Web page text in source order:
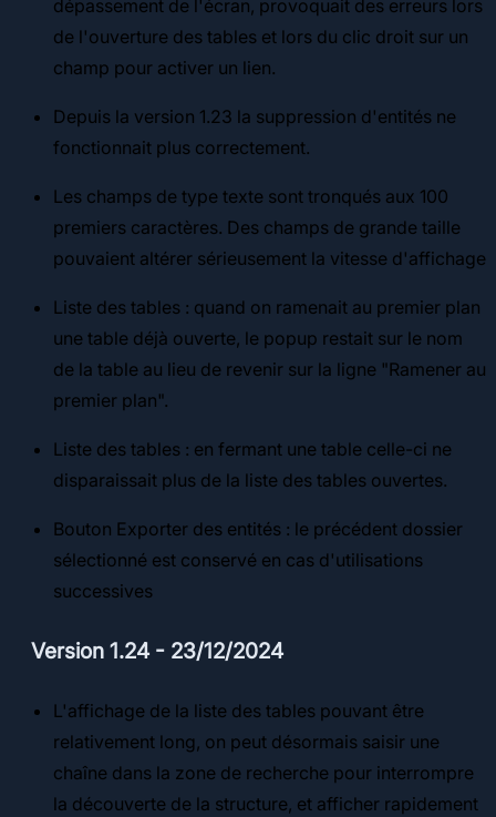
dépassement de l'écran, provoquait des erreurs lors
de l'ouverture des tables et lors du clic droit sur un
champ pour activer un lien.
Depuis la version 1.23 la suppression d'entités ne
fonctionnait plus correctement.
Les champs de type texte sont tronqués aux 100
premiers caractères. Des champs de grande taille
pouvaient altérer sérieusement la vitesse d'affichage
Liste des tables : quand on ramenait au premier plan
une table déjà ouverte, le popup restait sur le nom
de la table au lieu de revenir sur la ligne "Ramener au
premier plan".
Liste des tables : en fermant une table celle-ci ne
disparaissait plus de la liste des tables ouvertes.
Bouton Exporter des entités : le précédent dossier
sélectionné est conservé en cas d'utilisations
successives
Version 1.24 - 23/12/2024
L'affichage de la liste des tables pouvant être
relativement long, on peut désormais saisir une
chaîne dans la zone de recherche pour interrompre
la découverte de la structure, et afficher rapidement